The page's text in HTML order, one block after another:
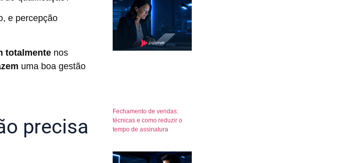
e percepção
totalmente nos
uma boa gestão
precisa
Fechamento de vendas:
técnicas e como reduzir o
tempo de assinatura